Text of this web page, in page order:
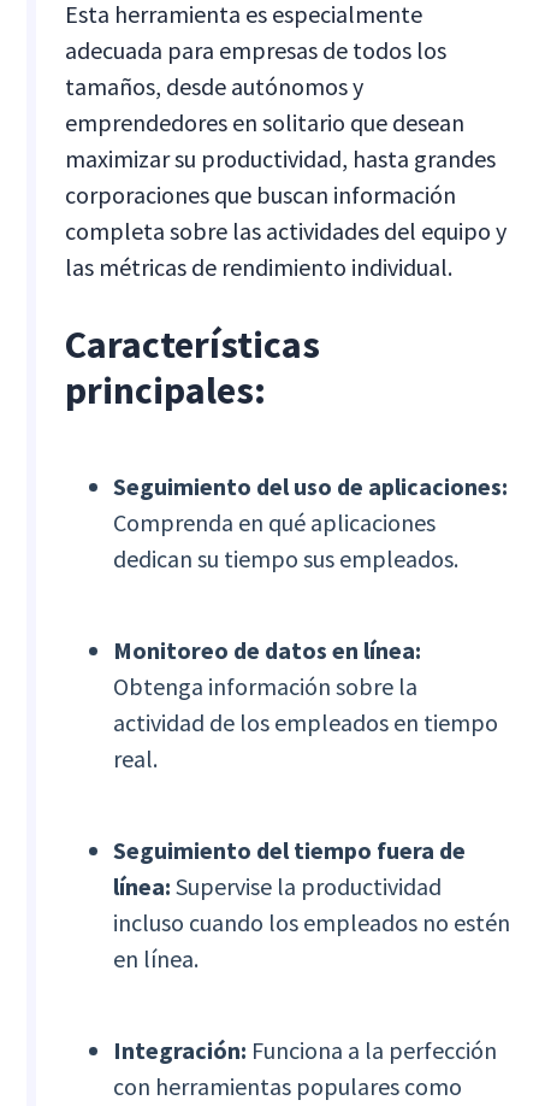
Esta herramienta es especialmente
adecuada para empresas de todos los
tamaños, desde autónomos y
emprendedores en solitario que desean
maximizar su productividad, hasta grandes
corporaciones que buscan información
completa sobre las actividades del equipo y
las métricas de rendimiento individual.
Características
principales:
Seguimiento del uso de aplicaciones:
Comprenda en qué aplicaciones
dedican su tiempo sus empleados.
Monitoreo de datos en línea:
Obtenga información sobre la
actividad de los empleados en tiempo
real.
Seguimiento del tiempo fuera de
línea: Supervise la productividad
incluso cuando los empleados no estén
en línea.
Integración: Funciona a la perfección
con herramientas populares como